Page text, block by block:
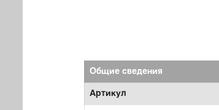
Общие сведения
Артикул